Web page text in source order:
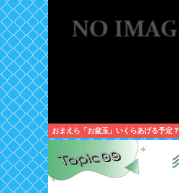
おまえら「お盆玉」いくらあげる予定？